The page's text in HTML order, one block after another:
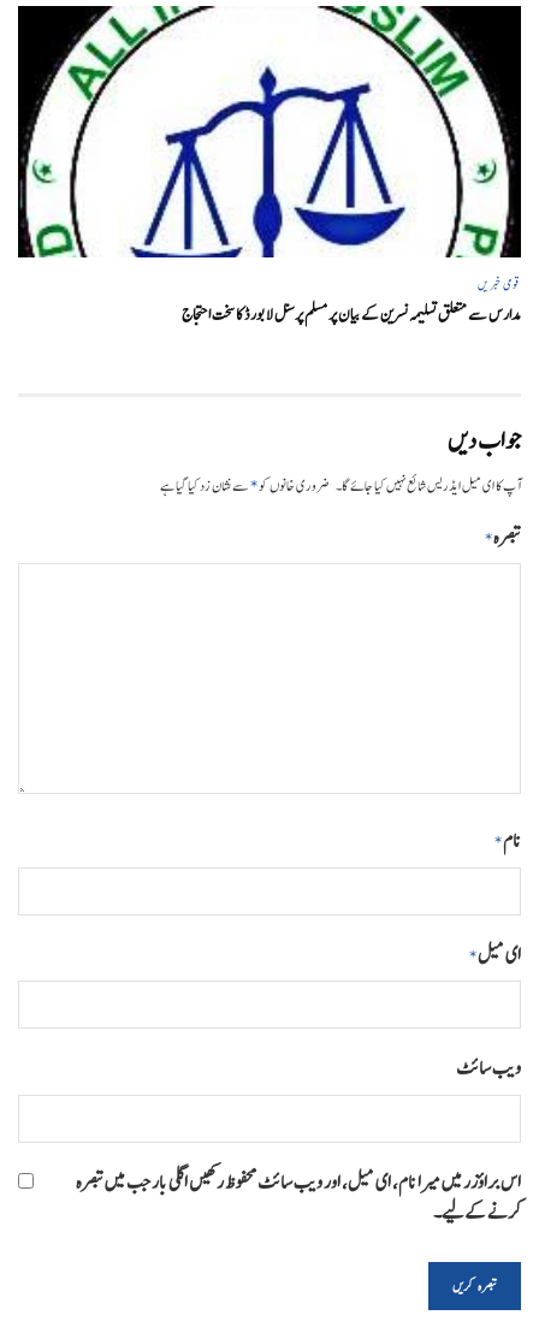
قومی خبریں
مدارس سے متعلق تسلیمہ نسرین کے بیان پر مسلم پرسنل لا بورڈ کا سخت احتجاج
جواب دیں
آپ کا ای میل ایڈریس شائع نہیں کیا جائے گا۔ ضروری خانوں کو*سے نشان زد کیا گیا ہے
تبصرہ*
نام*
ای میل*
ویب‌ سائٹ
اس براؤزر میں میرا نام، ای میل، اور ویب سائٹ محفوظ رکھیں اگلی بار جب میں تبصرہ
کرنے کےلیے۔